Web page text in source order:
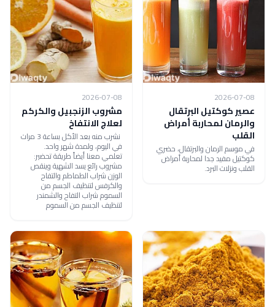
2026-07-08
عصير كوكتيل البرتقال
والرمان لمحاربة أمراض
القلب
في موسم الرمان والبرتقال، حضري
كوكتيل مفيد جدا لمحاربة أمراض
القلب ونزلات البرد.
2026-07-08
مشروب الزنجبيل والكركم
لعلاج الانتفاخ
نشرب منه بعد الأكل بساعة 3 مرات
في اليوم، ولمدة شهر واحد.
تعلمي معنا أيضاً طريقة تحضير:
مشروب رائع يسد الشهية وينقص
الوزن شراب الطماطم والتفاح
والكرفس لتنظيف الجسم من
السموم شراب التفاح والشمندر
لتنظيف الجسم من السموم